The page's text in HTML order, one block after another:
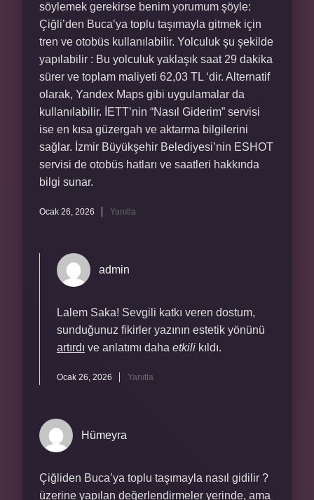
söylemek gerekirse benim yorumum şöyle:
Çiğli’den Buca’ya toplu taşımayla gitmek için
tren ve otobüs kullanılabilir. Yolculuk şu şekilde
yapılabilir : Bu yolculuk yaklaşık saat 29 dakika
sürer ve toplam maliyeti 62,03 TL ‘dir. Alternatif
olarak, Yandex Maps gibi uygulamalar da
kullanılabilir. İETT’nin “Nasıl Giderim” servisi
ise en kısa güzergah ve aktarma bilgilerini
sağlar. İzmir Büyükşehir Belediyesi’nin ESHOT
servisi de otobüs hatları ve saatleri hakkında
bilgi sunar.
Ocak 26, 2026 Yanıtla
admin
Lalem Saka! Sevgili katkı veren dostum,
sunduğunuz fikirler yazının estetik yönünü
artırdı ve anlatımı daha etkili kıldı.
Ocak 26, 2026 Yanıtla
Hümeyra
Çiğliden Buca’ya toplu taşımayla nasıl gidilir ?
üzerine yapılan değerlendirmeler yerinde, ama